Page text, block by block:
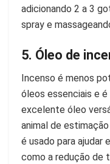
adicionando 2 a 3
spray e
5. Óleo de
Incenso é menos
óleos essenciais e
excelente óleo
animal de
é usado para ajudar
como a redução de